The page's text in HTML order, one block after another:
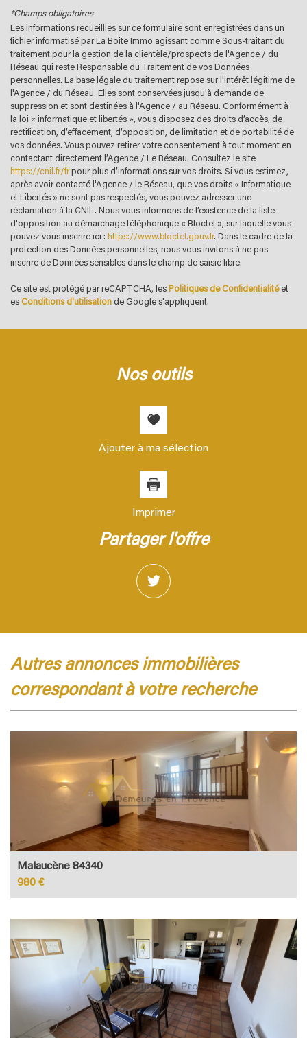
Lycée
Bibliothèque
Bureau de poste
Mairie
statistiques
Nombre d'habitants
Propriétaires (vs. locataires) 51,26 %
Taxe habitation 17,73 %
Taxe foncière 27,04 %
Habitants de moins de 25 ans 23,04 %
Habitants de plus de 55 ans
*Champs obligatoires
Les informations recueillies sur ce formulaire sont enregistrées dans un
fichier informatisé par La Boite Immo agissant comme Sous-traitant du
traitement pour la gestion de la clientèle/prospects de l'Agence / du
Réseau qui reste Responsable du Traitement de vos Données
personnelles. La base légale du traitement repose sur l'intérêt légitime de
l'Agence / du Réseau. Elles sont conservées jusqu'à demande de
suppression et sont destinées à l'Agence / au Réseau. Conformément à
la loi « informatique et libertés », vous disposez des droits d’accès, de
rectification, d’effacement, d’opposition, de limitation et de portabilité de
vos données. Vous pouvez retirer votre consentement à tout moment en
contactant directement l’Agence / Le Réseau. Consultez le site
https://cnil.fr/frpour plus d’informations sur vos droits. Si vous estimez,
après avoir contacté l'Agence / le Réseau, que vos droits « Informatique
et Libertés » ne sont pas respectés, vous pouvez adresser une
réclamation à la CNIL. Nous vous informons de l’existence de la liste
d'opposition au démarchage téléphonique « Bloctel », sur laquelle vous
pouvez vous inscrire ici : https://www.bloctel.gouv.fr. Dans le cadre de la
protection des Données personnelles, nous vous invitons à ne pas
inscrire de Données sensibles dans le champ de saisie libre.
Ce site est protégé par reCAPTCHA, les Politiques de Confidentialitéet
es Conditions d'utilisation de Google s'appliquent.
nos outils
Ajouter à ma sélection
Imprimer
partager l'offre
autres annonces immobilières
correspondant à votre recherche
Malaucène 84340
980 €